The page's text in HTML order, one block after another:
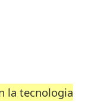
la tecnologia